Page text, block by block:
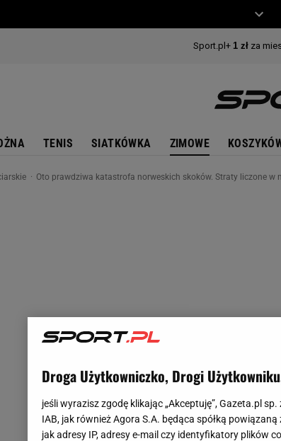
TENIS SIATKÓWKA ZIMOWE
Oto prawdziwa katastrofa norweskich skoków. Straty liczone w
Droga Użytkowniczko, Drogi
jeśli wyrazisz zgodę klikając „Akceptuję”, Gazeta.pl
IAB, jak również Agora S.A. będąca spółką
jak adresy IP, adresy e-mail czy identyfikatory plików